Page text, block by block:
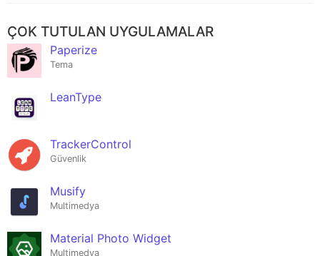
ÇOK TUTULAN UYGULAMALAR
Paperize
Tema
LeanType
TrackerControl
Güvenlik
Musify
Multimedya
Material Photo Widget
Multimedya